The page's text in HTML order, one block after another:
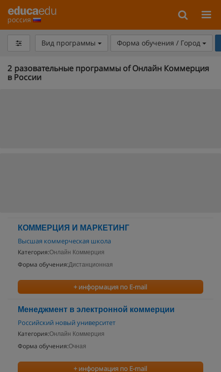
россия
Вид программы Форма обучения / Город
2 разовательные программы of Онлайн Коммерция
в России
КОММЕРЦИЯ И МАРКЕТИНГ
Высшая коммерческая школа
Категория:Онлайн Коммерция
Форма обучения:Дистанционная
+ информация по E-mail
Менеджмент в электронной коммерции
Российский новый университет
Категория:Онлайн Коммерция
Форма обучения:Очная
+ информация по E-mail